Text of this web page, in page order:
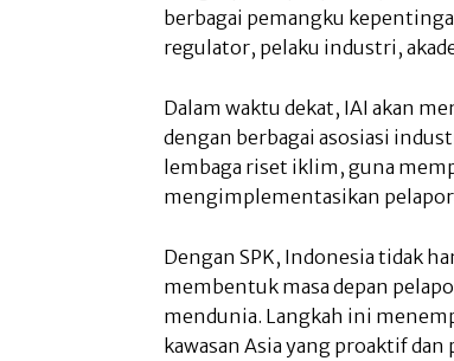
berbagai pemangku
regulator, pelaku industri,
Dalam waktu dekat, IAI akan
dengan berbagai asosiasi
lembaga riset iklim, guna
mengimplementasikan
Dengan SPK, Indonesia tidak
membentuk masa depan
mendunia. Langkah ini
kawasan Asia yang proaktif